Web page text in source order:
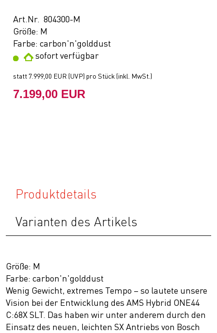
Art.Nr. 804300-M
Größe: M
Farbe: carbon'n'golddust
sofort verfügbar
statt7.999,00 EUR (UVP) pro Stück (inkl. MwSt.)
7.199,00 EUR
Produktdetails
Varianten des Artikels
Größe: M
Farbe: carbon'n'golddust
Wenig Gewicht, extremes Tempo – so lautete unsere
Vision bei der Entwicklung des AMS Hybrid ONE44
C:68X SLT. Das haben wir unter anderem durch den
Einsatz des neuen, leichten SX Antriebs von Bosch